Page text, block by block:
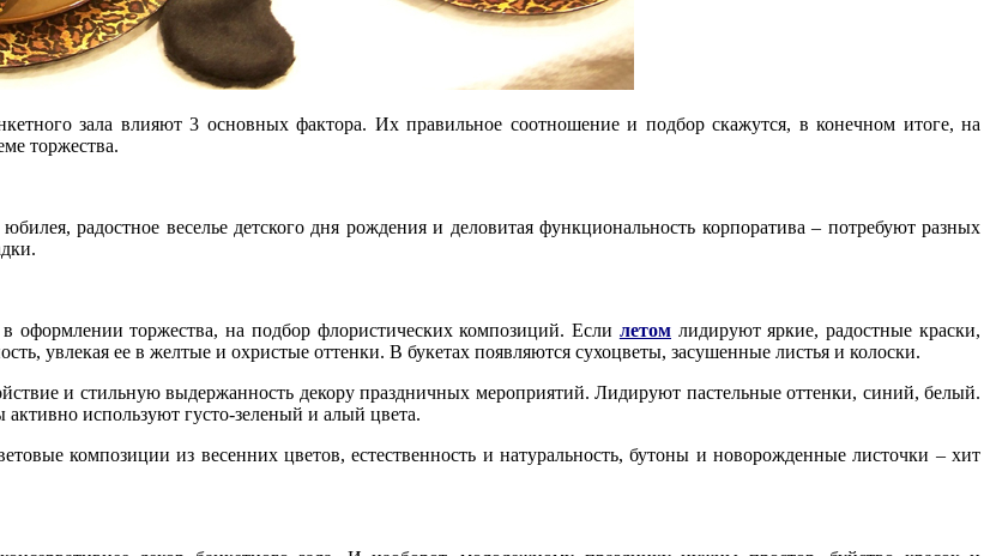
зала влияют 3 основных фактора. Их правильное соотношение и подбор скажутся, в конечном итоге, на
торжества.
радостное веселье детского дня рождения и деловитая функциональность корпоратива – потребуют разных
торжества, на подбор флористических композиций. Если летомлидируют яркие, радостные краски,
увлекая ее в желтые и охристые оттенки. В букетах появляются сухоцветы, засушенные листья и колоски.
и стильную выдержанность декору праздничных мероприятий. Лидируют пастельные оттенки, синий, белый.
используют густо-зеленый и алый цвета.
композиции из весенних цветов, естественность и натуральность, бутоны и новорожденные листочки – хит